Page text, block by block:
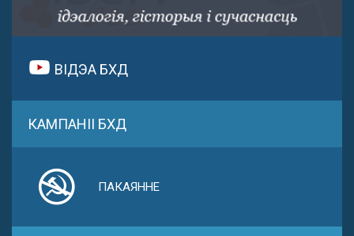
ВІДЭА БХД
КАМПАНІІ БХД
ПАКАЯННЕ